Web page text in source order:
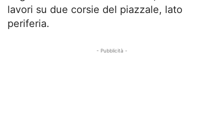
lavori su due corsie del piazzale, lato
periferia.
- Pubblicità -